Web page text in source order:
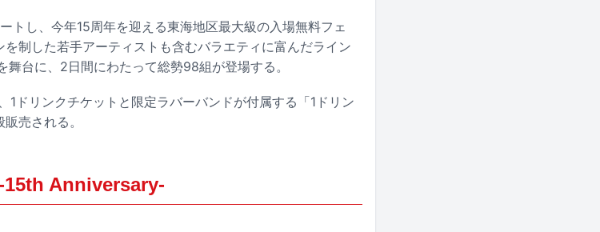
トし、今年15周年を迎える東海地区最大級の入場無料フェ
制した若手アーティストも含むバラエティに富んだライン
台に、2日間にわたって総勢98組が登場する。
1ドリンクチケットと限定ラバーバンドが付属する「1ドリン
売される。
15th Anniversary-